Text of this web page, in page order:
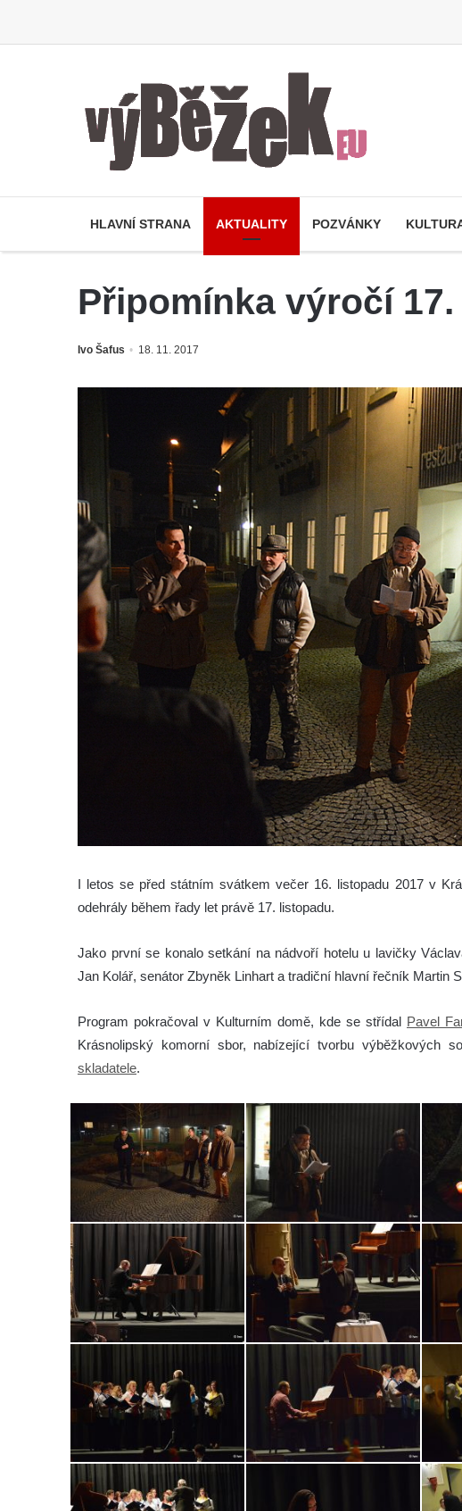
HLAVNÍ STRANA AKTUALITY POZVÁNKY
Připomínka výročí
Ivo Šafus 18. 11. 2017
I letos se před státním svátkem večer 16. listopadu 2017 v
odehrály během řady let právě 17. listopadu.
Jako první se konalo setkání na nádvoří hotelu u lavičky
Jan Kolář, senátor Zbyněk Linhart a tradiční hlavní řečník Martin
Program pokračoval v Kulturním domě, kde se střídal Pavel
Krásnolipský komorní sbor, nabízející tvorbu výběžkových
skladatele.